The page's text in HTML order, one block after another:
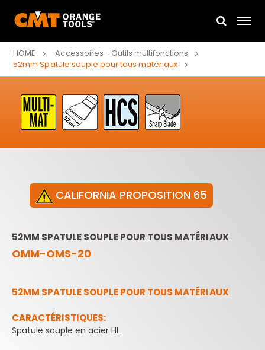
HOME
Accessoires - Outils multifonctions
52mm Spatule souple pour tous matériaux
CALIFORNIA PROPOSITION 65
52MM SPATULE SOUPLE POUR TOUS MATÉRIAUX
OMM-OMS-20
52MM SPATULE SOUPLE POUR TOUS MATÉRIAUX
CARACTÉRISTIQUES:
Spatule souple en acier HL.